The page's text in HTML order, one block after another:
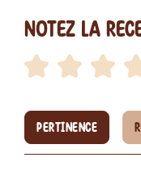
Notez la
PERTINENCE